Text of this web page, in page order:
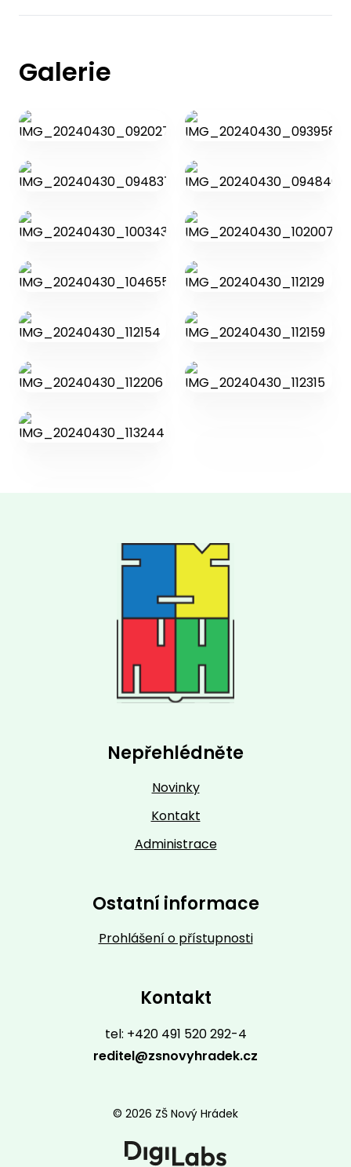
Galerie
Nepřehlédněte
Novinky
Kontakt
Administrace
Ostatní informace
Prohlášení o přístupnosti
Kontakt
tel: +420 491 520 292-4
reditel@zsnovyhradek.cz
© 2026 ZŠ Nový Hrádek